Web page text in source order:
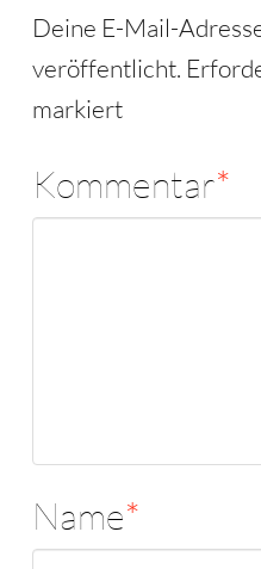
Deine E-Mail-
veröffentlicht.
markiert
Kommentar*
Name*